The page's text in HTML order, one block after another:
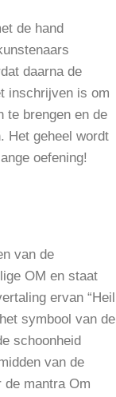
de hand
daarna de
inschrijven is om
te brengen en de
Het geheel wordt
oefening!
van de
OM en staat
ervan “Heil
symbool van de
schoonheid
van de
mantra Om